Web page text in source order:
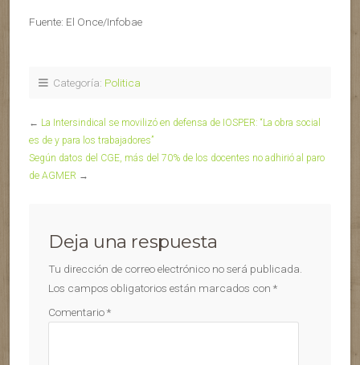
Fuente: El Once/Infobae
Categoría: Politica
← La Intersindical se movilizó en defensa de IOSPER: “La obra social
es de y para los trabajadores”
Según datos del CGE, más del 70% de los docentes no adhirió al paro
de AGMER →
Deja una respuesta
Tu dirección de correo electrónico no será publicada.
Los campos obligatorios están marcados con *
Comentario*